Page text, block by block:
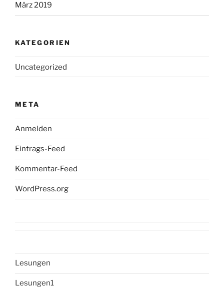
März 2019
KATEGORIEN
Uncategorized
META
Anmelden
Eintrags-Feed
Kommentar-Feed
WordPress.org
Lesungen
Lesungen1